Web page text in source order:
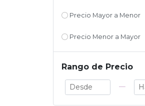
Precio Mayor a Menor
Precio Menor a Mayor
Rango de Precio
—